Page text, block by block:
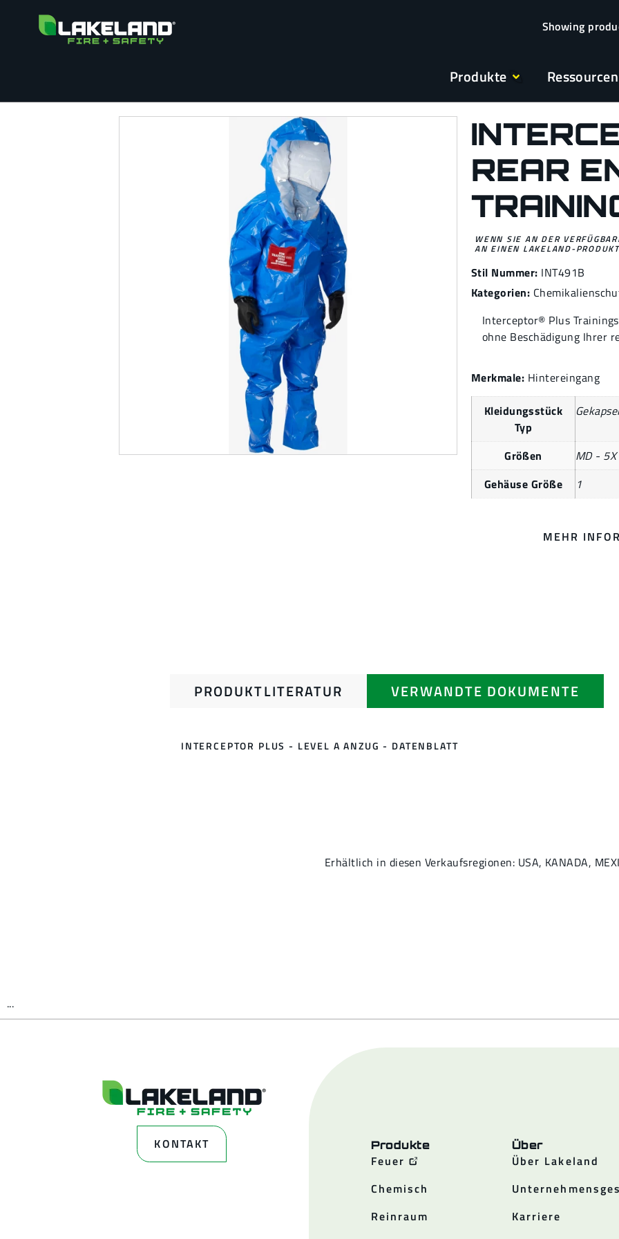
Produkte Ressourcen
REAR
WENN SIE AN DER
AN EINEN LAKELAND-
Stil Nummer: INT491B
Kategorien:
Interceptor® Plus
ohne Beschädigung Ihrer
Merkmale: Hintereingang
Kleidungsstück
Typ
Größen
MD - 5X
Gehäuse Größe
1
MEHR
PRODUKTLITERATUR VERWANDTE DOKUMENTE
INTERCEPTOR PLUS - LEVEL A ANZUG - DATENBLATT
Erhältlich in diesen Verkaufsregionen: USA, KANADA,
...
KONTAKT Produkte
Feuer
Chemisch
Reinraum
Über
Über Lakeland
Karriere